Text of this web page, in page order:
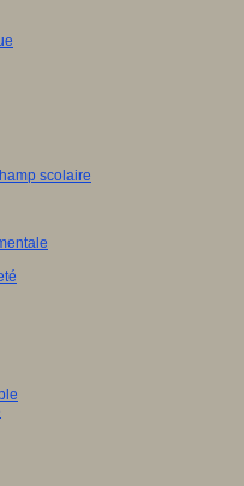
scolaire